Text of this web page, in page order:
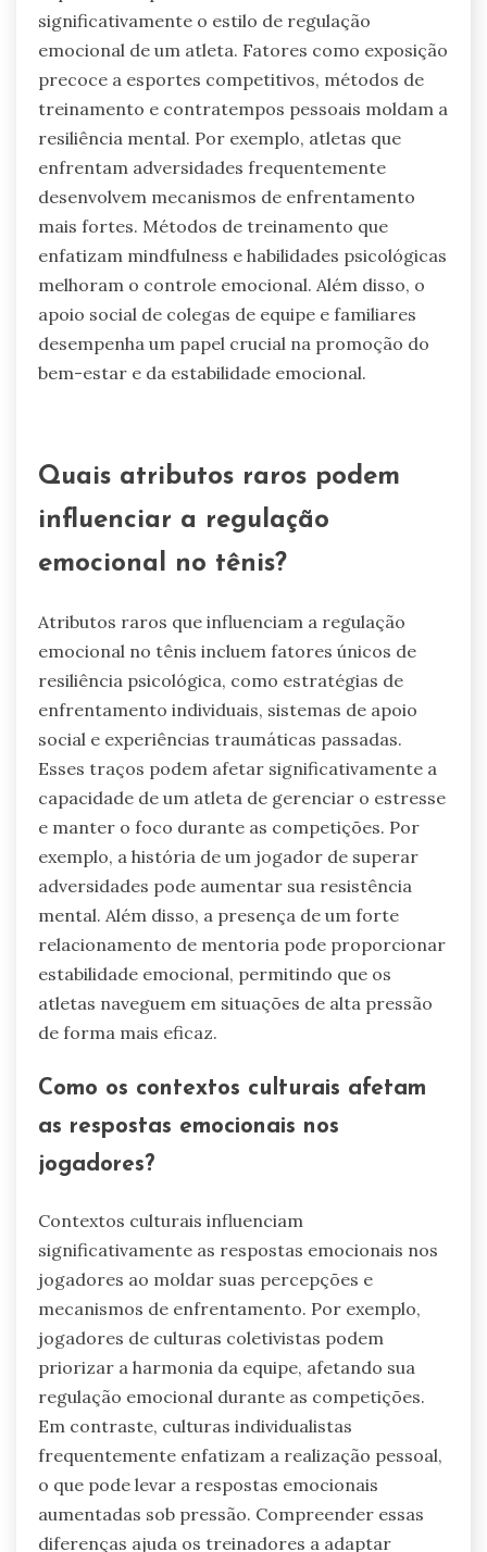
treinamento mental personalizados que diferem
entre os esportes, refletindo as demandas
específicas do tênis. Como resultado, jogadores
de tênis de elite desenvolvem uma resiliência
emocional distinta que apoia tanto sua
vantagem competitiva quanto sua saúde mental
geral.
Quais experiências pessoais moldam
o estilo de regulação emocional de
um atleta?
Experiências pessoais influenciam
precoce a esportes competitivos, métodos de
resiliência mental. Por exemplo, atletas que
enfrentam adversidades frequentemente
mais fortes. Métodos de treinamento que
enfatizam mindfulness e habilidades psicológicas
melhoram o controle emocional. Além disso, o
apoio social de colegas de equipe e familiares
desempenha um papel crucial na promoção do
bem-estar e da estabilidade emocional.
emocional no tênis?
resiliência psicológica, como estratégias de
enfrentamento individuais, sistemas de apoio
social e experiências traumáticas passadas.
Esses traços podem afetar significativamente a
capacidade de um atleta de gerenciar o estresse
e manter o foco durante as competições. Por
exemplo, a história de um jogador de superar
adversidades pode aumentar sua resistência
mental. Além disso, a presença de um forte
relacionamento de mentoria pode proporcionar